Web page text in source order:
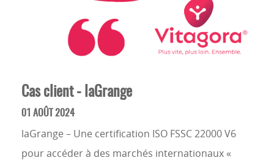
Cas client - laGrange
01 AOÛT 2024
laGrange – Une certification ISO FSSC 22000 V6
pour accéder à des marchés internationaux «